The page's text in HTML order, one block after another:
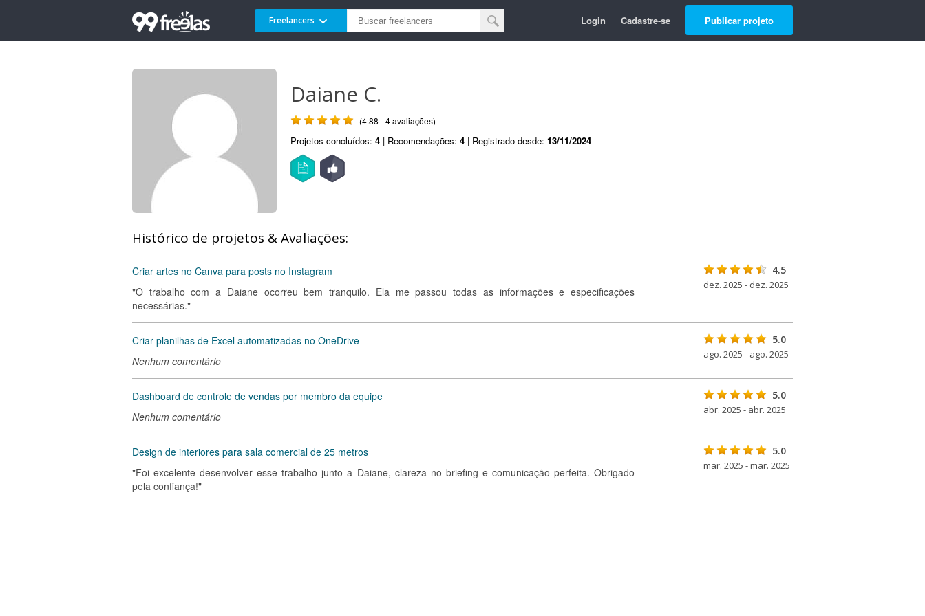
Freelancers Login Cadastre-se Publicar projeto
Daiane C.
(4.88 - 4 avaliações)
Projetos concluídos: 4 | Recomendações: 4 | Registrado desde: 13/11/2024
Histórico de projetos & Avaliações:
Criar artes no Canva para posts no Instagram
"O trabalho com a Daiane ocorreu bem tranquilo. Ela me passou todas as informações e especificações
necessárias."
4.5
dez. 2025 - dez. 2025
Criar planilhas de Excel automatizadas no OneDrive
Nenhum comentário
5.0
ago. 2025 - ago. 2025
Dashboard de controle de vendas por membro da equipe
Nenhum comentário
5.0
abr. 2025 - abr. 2025
Design de interiores para sala comercial de 25 metros
"Foi excelente desenvolver esse trabalho junto a Daiane, clareza no briefing e comunicação perfeita. Obrigado
pela confiança!"
5.0
mar. 2025 - mar. 2025